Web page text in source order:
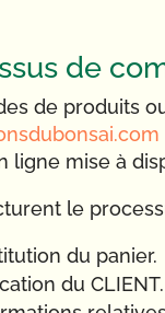
de
de produits
ligne mise à
le
du panier.
du CLIENT.